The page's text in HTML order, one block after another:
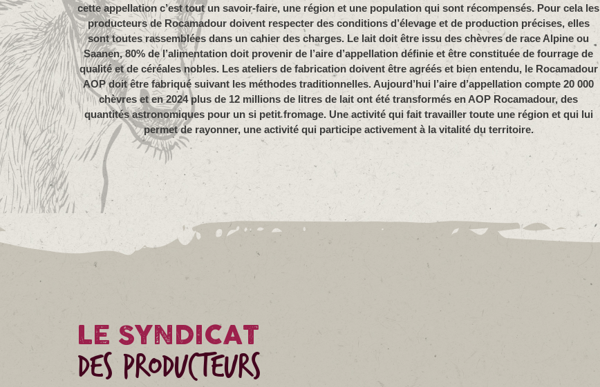
cette appellation c’est tout un savoir-faire, une région et une population qui sont récompensés. Pour cela les
producteurs de Rocamadour doivent respecter des conditions d’élevage et de production précises, elles
sont toutes rassemblées dans un cahier des charges. Le lait doit être issu des chèvres de race Alpine ou
Saanen, 80% de l’alimentation doit provenir de l’aire d’appellation définie et être constituée de fourrage de
qualité et de céréales nobles. Les ateliers de fabrication doivent être agréés et bien entendu, le Rocamadour
AOP doit être fabriqué suivant les méthodes traditionnelles. Aujourd’hui l’aire d’appellation compte 20 000
chèvres et en 2024 plus de 12 millions de litres de lait ont été transformés en AOP Rocamadour, des
quantités astronomiques pour un si petit fromage. Une activité qui fait travailler toute une région et qui lui
permet de rayonner, une activité qui participe activement à la vitalité du territoire.
LE SYNDICAT
DES PRODUCTEURS